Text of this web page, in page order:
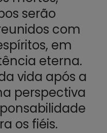
serão
com
em
eterna.
vida após a
perspectiva
os fiéis.